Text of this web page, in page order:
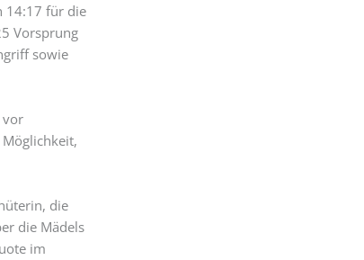
14:17 für die
Vorsprung
sowie
vor
die
die Mädels
im